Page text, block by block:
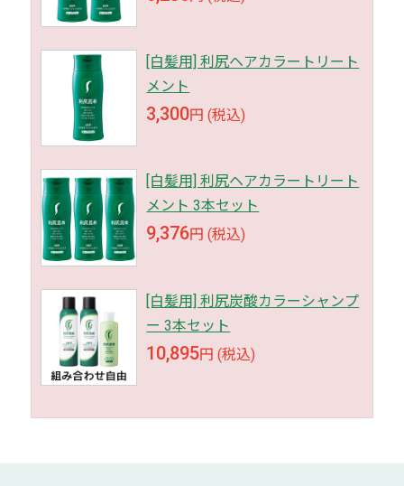
[白髪用] 利尻ヘアカラートリート
メント
3,300円 (税込)
[白髪用] 利尻ヘアカラートリート
メント 3本セット
9,376円 (税込)
[白髪用] 利尻炭酸カラーシャンプ
ー 3本セット
10,895円 (税込)